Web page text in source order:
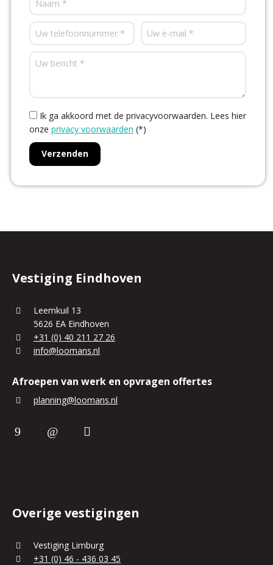
Ik ga akkoord met de privacyvoorwaarden. Lees hier
onze privacy voorwaarden (*)
Vestiging Eindhoven
Leemkuil 13
5626 EA Eindhoven
+31 (0) 40 211 27 26
info@loomans.nl
Afroepen van werk en opvragen offertes
planning@loomans.nl
Overige vestigingen
Vestiging Limburg
+31 (0) 46 - 436 03 45